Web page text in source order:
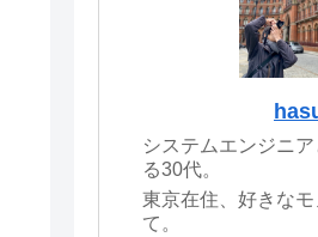
システムエンジニ
る30代。
東京在住、好きな
て。